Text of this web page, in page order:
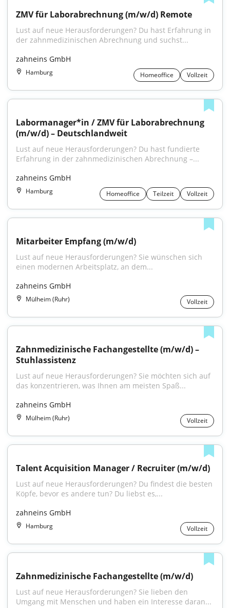
ZMV für Laborabrechnung (m/w/d) Remote
Lust auf neue Herausforderungen? Du hast Erfahrung in
der zahnmedizinischen Abrechnung und suchst...
zahneins GmbH
Hamburg Homeoffice Vollzeit
Labormanager*in / ZMV für Laborabrechnung
(m/w/d) – Deutschlandweit
Lust auf neue Herausforderungen? Du hast fundierte
Erfahrung in der zahnmedizinischen Abrechnung –...
zahneins GmbH
Hamburg Homeoffice Teilzeit Vollzeit
Mitarbeiter Empfang (m/w/d)
Lust auf neue Herausforderungen? Sie wünschen sich
einen modernen Arbeitsplatz, an dem...
zahneins GmbH
Mülheim (Ruhr) Vollzeit
Zahnmedizinische Fachangestellte (m/w/d) –
Stuhlassistenz
Lust auf neue Herausforderungen? Sie möchten sich auf
das konzentrieren, was Ihnen am meisten Spaß...
zahneins GmbH
Mülheim (Ruhr) Vollzeit
Talent Acquisition Manager / Recruiter (m/w/d)
Lust auf neue Herausforderungen? Du findest die besten
Köpfe, bevor es andere tun? Du liebst es,...
zahneins GmbH
Hamburg Vollzeit
Zahnmedizinische Fachangestellte (m/w/d)
Lust auf neue Herausforderungen? Sie lieben den
Umgang mit Menschen und haben ein Interesse daran...